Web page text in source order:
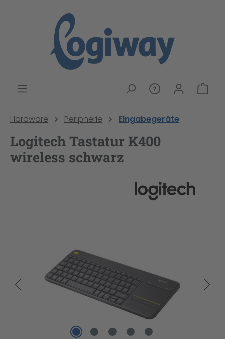
Hardware Peripherie Eingabegeräte
Logitech Tastatur K400
wireless schwarz